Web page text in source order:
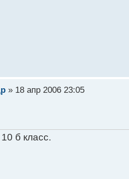
» 18 апр 2006 23:05
б класс.